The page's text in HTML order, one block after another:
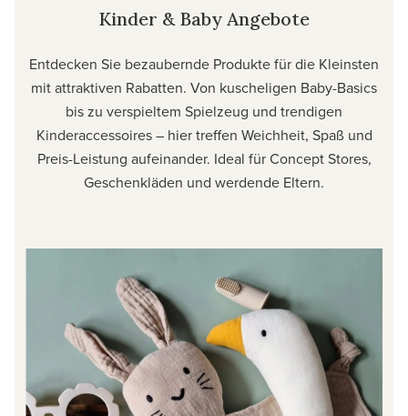
Kinder & Baby Angebote
Entdecken Sie bezaubernde Produkte für die Kleinsten
mit attraktiven Rabatten. Von kuscheligen Baby-Basics
bis zu verspieltem Spielzeug und trendigen
Kinderaccessoires – hier treffen Weichheit, Spaß und
Preis-Leistung aufeinander. Ideal für Concept Stores,
Geschenkläden und werdende Eltern.